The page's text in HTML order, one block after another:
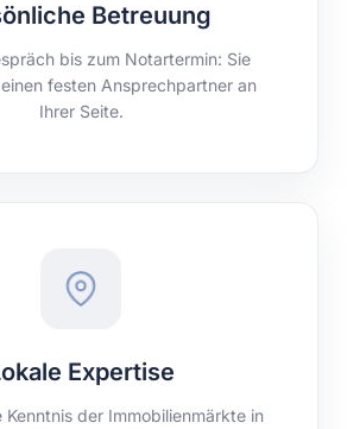
Betreuung
bis zum Notartermin: Sie
festen Ansprechpartner an
Ihrer Seite.
Expertise
der Immobilienmärkte in